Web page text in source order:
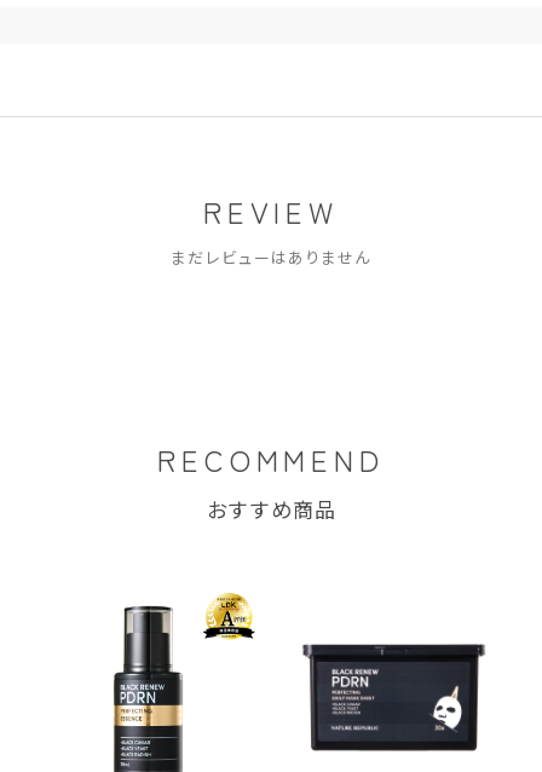
REVIEW
まだレビューはありません
RECOMMEND
おすすめ商品